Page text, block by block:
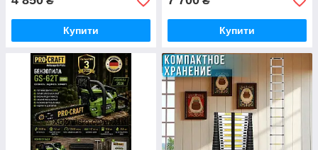
Купити Купити